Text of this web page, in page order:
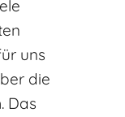
uns
die
Das